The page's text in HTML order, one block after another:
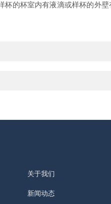
的杯室内有液滴或样杯的外
关于我们
新闻动态